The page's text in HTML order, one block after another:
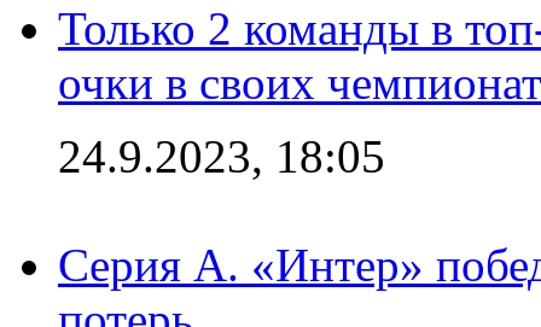
Только 2 команды в
очки в своих
24.9.2023, 18:05
Серия А. «Интер»